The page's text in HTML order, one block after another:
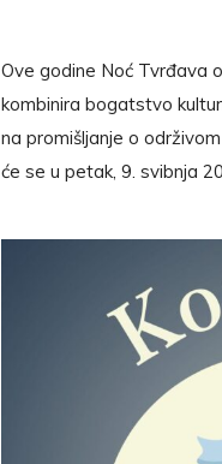
Ove godine Noć Tvrđava
kombinira bogatstvo
na promišljanje o
će se u petak, 9. svibnja